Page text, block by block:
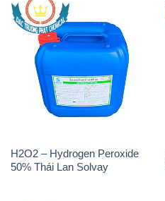
H2O2 – Hydrogen Peroxide
50% Thái Lan Solvay